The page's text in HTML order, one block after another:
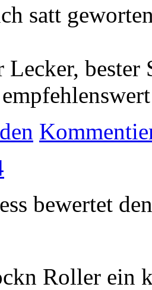
satt
Lecker,
bewertet
Roller ein